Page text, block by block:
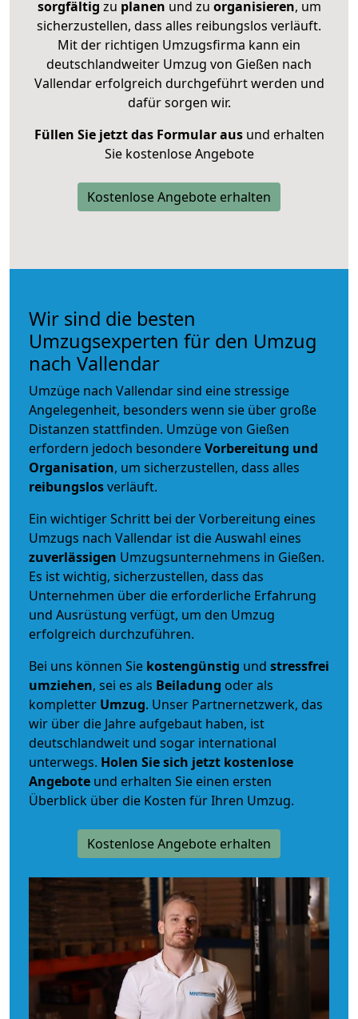
sorgfältig zu planen und zu organisieren, um
sicherzustellen, dass alles reibungslos verläuft.
Mit der richtigen Umzugsfirma kann ein
deutschlandweiter Umzug von Gießen nach
Vallendar erfolgreich durchgeführt werden und
dafür sorgen wir.
Füllen Sie jetzt das Formular ausund erhalten
Sie kostenlose Angebote
Kostenlose Angebote erhalten
Wir sind die besten
Umzugsexperten für den Umzug
nach Vallendar
Umzüge nach Vallendar sind eine stressige
Angelegenheit, besonders wenn sie über große
Distanzen stattfinden. Umzüge von Gießen
erfordern jedoch besondereVorbereitung und
Organisation, um sicherzustellen, dass alles
reibungslosverläuft.
Ein wichtiger Schritt bei der Vorbereitung eines
Umzugs nach Vallendar ist die Auswahl eines
zuverlässigen Umzugsunternehmens in Gießen.
Es ist wichtig, sicherzustellen, dass das
Unternehmen über die erforderliche Erfahrung
und Ausrüstung verfügt, um den Umzug
erfolgreich durchzuführen.
Bei uns können Sie kostengünstig und stressfrei
umziehen, sei es als Beiladung oder als
kompletter Umzug. Unser Partnernetzwerk, das
wir über die Jahre aufgebaut haben, ist
deutschlandweit und sogar international
unterwegs. Holen Sie sich jetzt kostenlose
Angebote und erhalten Sie einen ersten
Überblick über die Kosten für Ihren Umzug.
Kostenlose Angebote erhalten